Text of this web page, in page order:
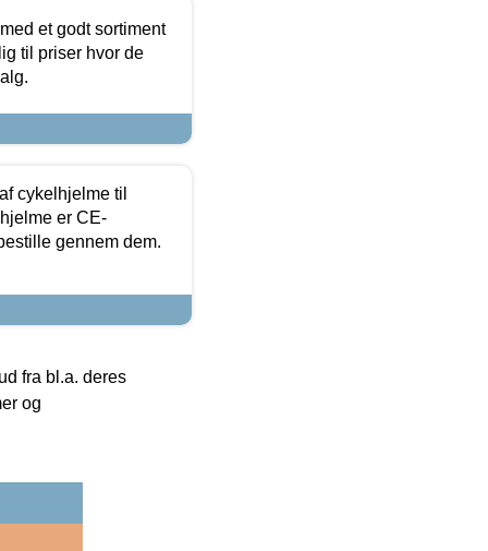
et godt sortiment
til priser hvor de
cykelhjelme til
er CE-
gennem dem.
fra bl.a. deres
og